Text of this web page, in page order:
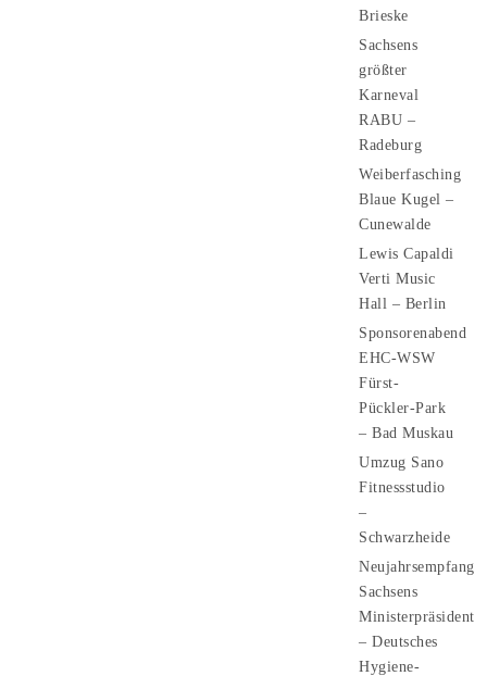
Brieske
Sachsens
größter
Karneval
RABU –
Radeburg
Weiberfasching
Blaue Kugel –
Cunewalde
Lewis Capaldi
Verti Music
Hall – Berlin
Sponsorenabend
EHC-WSW
Fürst-
Pückler-Park
– Bad Muskau
Umzug Sano
Fitnessstudio
–
Schwarzheide
Neujahrsempfang
Sachsens
Ministerpräsident
– Deutsches
Hygiene-